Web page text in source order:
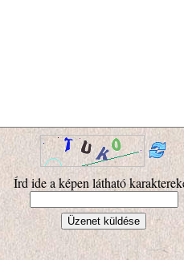
Írd ide a képen látható